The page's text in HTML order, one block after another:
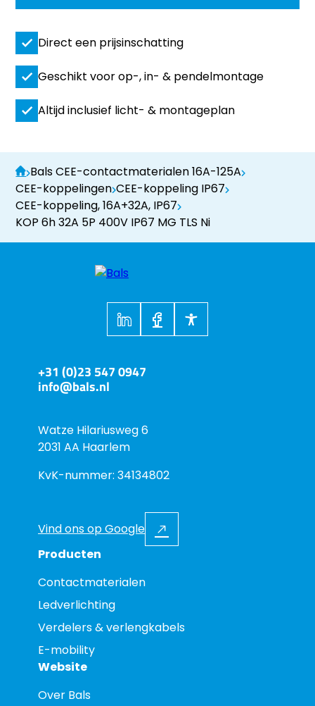
Direct een prijsinschatting
Geschikt voor op-, in- & pendelmontage
Altijd inclusief licht- & montageplan
Bals CEE-contactmaterialen 16A-125A
CEE-koppelingen CEE-koppeling IP67
CEE-koppeling, 16A+32A, IP67
KOP 6h 32A 5P 400V IP67 MG TLS Ni
+31 (0)23 547 0947
info@bals.nl
Watze Hilariusweg 6
2031 AA Haarlem
KvK-nummer: 34134802
Vind ons op Google
Producten
Contactmaterialen
Ledverlichting
Verdelers & verlengkabels
E-mobility
Website
Over Bals